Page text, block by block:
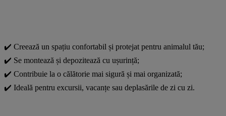
✔️ Creează un spațiu confortabil și protejat pentru animalul tău;
✔️ Se montează și depozitează cu ușurință;
✔️ Contribuie la o călătorie mai sigură și mai organizată;
✔️ Ideală pentru excursii, vacanțe sau deplasările de zi cu zi.